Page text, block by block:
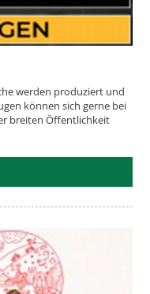
werden produziert und
können sich gerne bei
breiten Öffentlichkeit